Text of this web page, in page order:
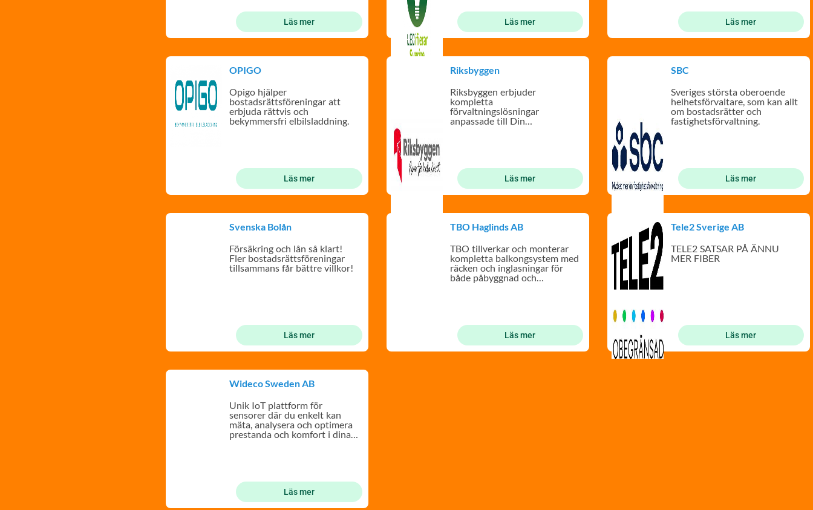
Läs mer Läs mer Läs mer
OPIGO
Opigo hjälper
bostadsrättsföreningar att
erbjuda rättvis och
bekymmersfri elbilsladdning.
Läs mer
Riksbyggen
Riksbyggen erbjuder
kompletta
förvaltningslösningar
anpassade till Din
bostadsrättsförening.
Läs mer
SBC
Sveriges största oberoende
helhetsförvaltare, som kan allt
om bostadsrätter och
fastighetsförvaltning.
Läs mer
Svenska Bolån
Försäkring och lån så klart!
Fler bostadsrättsföreningar
tillsammans får bättre villkor!
Läs mer
TBO Haglinds AB
TBO tillverkar och monterar
kompletta balkongsystem med
räcken och inglasningar för
både påbyggnad och
nyproduktion.
Läs mer
Tele2 Sverige AB
TELE2 SATSAR PÅ ÄNNU
MER FIBER
Läs mer
Wideco Sweden AB
Unik IoT plattform för
sensorer där du enkelt kan
mäta, analysera och optimera
prestanda och komfort i dina
byggnader.
Läs mer